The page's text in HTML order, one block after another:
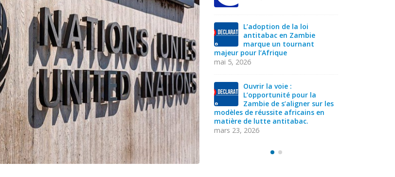
à l’ingérence de
en Afrique.
SECRETAIRE
la
de la lutte
à la
parallèle
L’adoption de la loi
antitabac en Zambie
marque un tournant
majeur pour l’Afrique
mai 5, 2026
Ouvrir la voie :
L’opportunité pour la
Zambie de s’aligner sur les
modèles de réussite africains en
matière de lutte antitabac.
mars 23, 2026
novembre 12, 2025
AVIS DE RECRUTEMENT- SECRETAIRE
EXECUTIF.VE
septembre 22, 2025
YADD demande la
priorisation de la lutte
antitabac suite à la
publication d’un rapport parallèle
septembre 4, 2025